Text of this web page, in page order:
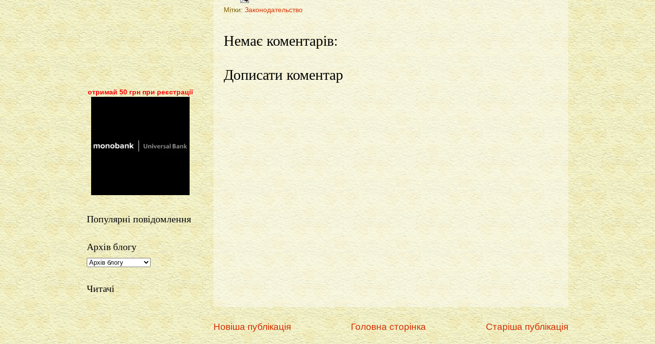
Мітки: Законодательство
Немає коментарів:
Дописати коментар
Новіша публікація Старіша публікація
Головна сторінка
отримай 50 грн при реєстрації
Популярні повідомлення
Архів блогу
Читачі